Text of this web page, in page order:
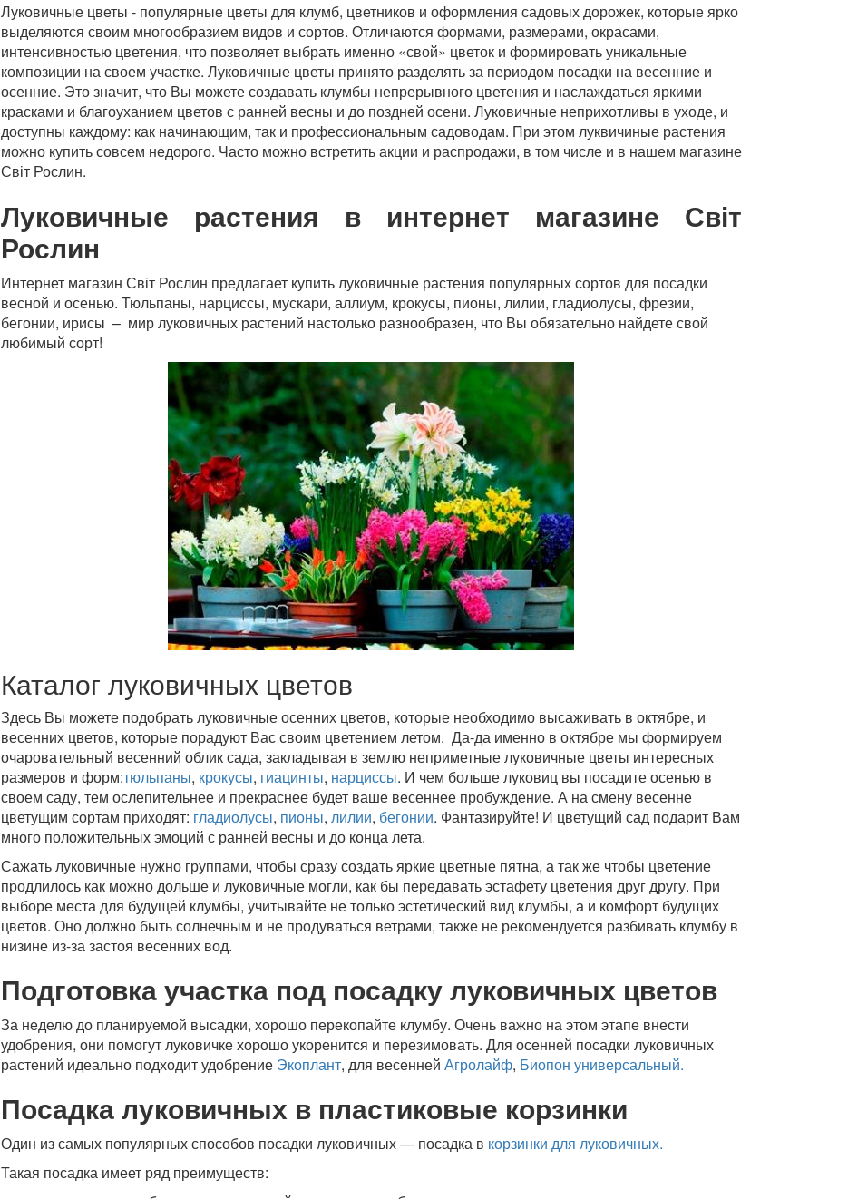
Луковичные цветы - популярные цветы для клумб, цветников и оформления садовых дорожек, которые ярко
выделяются своим многообразием видов и сортов. Отличаются формами, размерами, окрасами,
интенсивностью цветения, что позволяет выбрать именно «свой» цветок и формировать уникальные
композиции на своем участке. Луковичные цветы принято разделять за периодом посадки на весенние и
осенние. Это значит, что Вы можете создавать клумбы непрерывного цветения и наслаждаться яркими
красками и благоуханием цветов с ранней весны и до поздней осени. Луковичные неприхотливы в уходе, и
доступны каждому: как начинающим, так и профессиональным садоводам. При этом луквичиные растения
можно купить совсем недорого. Часто можно встретить акции и распродажи, в том числе и в нашем магазине
Світ Рослин.
Луковичные растения в интернет магазине Світ
Рослин
Интернет магазин Світ Рослин предлагает купить луковичные растения популярных сортов для посадки
весной и осенью. Тюльпаны, нарциссы, мускари, аллиум, крокусы, пионы, лилии, гладиолусы, фрезии,
бегонии, ирисы – мир луковичных растений настолько разнообразен, что Вы обязательно найдете свой
любимый сорт!
Каталог луковичных цветов
Здесь Вы можете подобрать луковичные осенних цветов, которые необходимо высаживать в октябре, и
весенних цветов, которые порадуют Вас своим цветением летом. Да-да именно в октябре мы формируем
очаровательный весенний облик сада, закладывая в землю неприметные луковичные цветы интересных
размеров и форм:тюльпаны, крокусы, гиацинты, нарциссы. И чем больше луковиц вы посадите осенью в
своем саду, тем ослепительнее и прекраснее будет ваше весеннее пробуждение. А на смену весенне
цветущим сортам приходят: гладиолусы, пионы, лилии, бегонии. Фантазируйте! И цветущий сад подарит Вам
много положительных эмоций с ранней весны и до конца лета.
Сажать луковичные нужно группами, чтобы сразу создать яркие цветные пятна, а так же чтобы цветение
продлилось как можно дольше и луковичные могли, как бы передавать эстафету цветения друг другу. При
выборе места для будущей клумбы, учитывайте не только эстетический вид клумбы, а и комфорт будущих
цветов. Оно должно быть солнечным и не продуваться ветрами, также не рекомендуется разбивать клумбу в
низине из-за застоя весенних вод.
Подготовка участка под посадку луковичных цветов
За неделю до планируемой высадки, хорошо перекопайте клумбу. Очень важно на этом этапе внести
удобрения, они помогут луковичке хорошо укоренится и перезимовать. Для осенней посадки луковичных
растений идеально подходит удобрение Экоплант, для весенней Агролайф, Биопон универсальный.
Посадка луковичных в пластиковые корзинки
Один из самых популярных способов посадки луковичных — посадка в корзинки для луковичных.
Такая посадка имеет ряд преимуществ: